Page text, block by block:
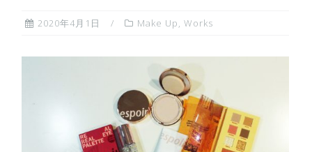
2020年4月1日 Make Up, Works